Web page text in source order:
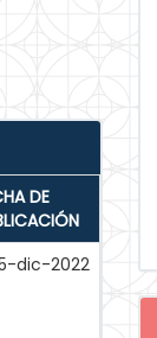
DE
dic-2022